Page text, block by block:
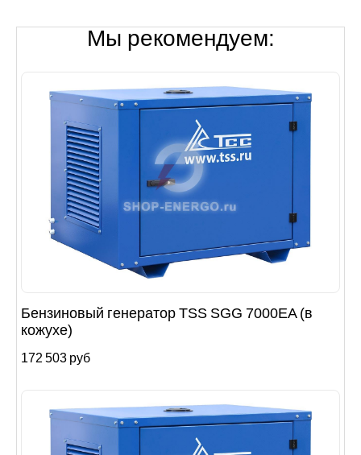
Мы рекомендуем:
Бензиновый генератор TSS SGG 7000EA (в
кожухе)
172 503 руб